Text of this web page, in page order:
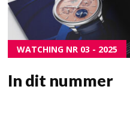
WATCHING NR 03 - 2025
In dit nummer